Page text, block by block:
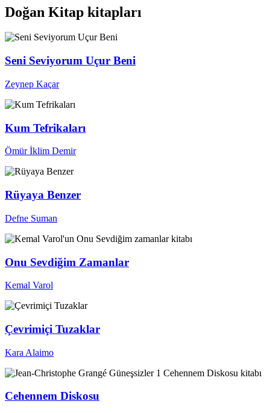
Doğan Kitap kitapları
Seni Seviyorum Uçur Beni
Zeynep Kaçar
Kum Tefrikaları
Ömür İklim Demir
Rüyaya Benzer
Defne Suman
Onu Sevdiğim Zamanlar
Kemal Varol
Çevrimiçi Tuzaklar
Kara Alaimo
Cehennem Diskosu